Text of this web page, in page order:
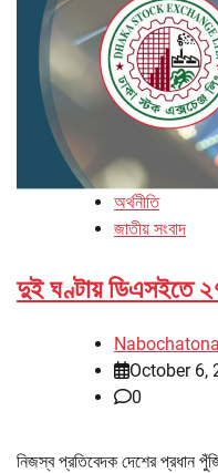
অর্থনীতি
জাতীয় সংবাদ
দুই ঘণ্টায় ডিএসইতে
October 6,
0
নিজস্ব প্রতিবেদক দেশের প্রধান